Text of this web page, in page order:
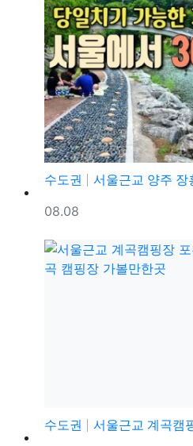
수도권
서울근교 양주 장흥유
등록일
08.08
수도권
서울근교 계곡캠핑장 포